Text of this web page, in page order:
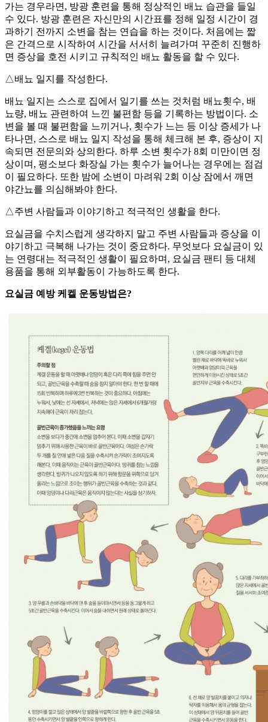
가는 경우라면, 방광 훈련을 통해 정상적인 배뇨 습관을 들일
수 있다. 방광 훈련은 자신만의 시간표를 정해 일정 시간이 경
과하기 전까지 소변을 참는 연습을 하는 것이다. 처음에는 짧
은 간격으로 시작하여 시간을 서서히 늘려가며 꾸준히 진행하
면 증상을 호전 시키고 규칙적인 배뇨 활동을 할 수 있다.
△배뇨 일지를 작성한다.
배뇨 일지는 스스로 집에서 일기를 쓰는 것처럼 배뇨횟수, 배
뇨량, 배뇨 관련하여 느낀 불편함 등을 기록하는 방법이다. 소
변을 볼 때 불편함을 느끼거나, 횟수가 느는 등 이상 증세가 나
타나면, 스스로 배뇨 일지 작성을 통해 체크해 본 후, 증상이 지
속되면 전문의와 상의한다. 하루 소변 횟수가 8회 미만이면 정
상이며, 평소보다 화장실 가는 횟수가 늘어나는 경우에는 점검
이 필요하다. 또한 밤에 소변이 마려워 2회 이상 잠에서 깨면
야간뇨를 의심해봐야 한다.
△주변 사람들과 이야기하고 적극적인 생활을 한다.
요실금을 수치스럽게 생각하지 말고 주변 사람들과 증상을 이
야기하고 극복해 나가는 것이 중요하다. 무엇보다 요실금이 있
는 연령대는 적극적인 생활이 필요하며, 요실금 팬티 등 대체
용품을 통해 외부활동이 가능하도록 한다.
요실금 예방 케켈 운동방법은?